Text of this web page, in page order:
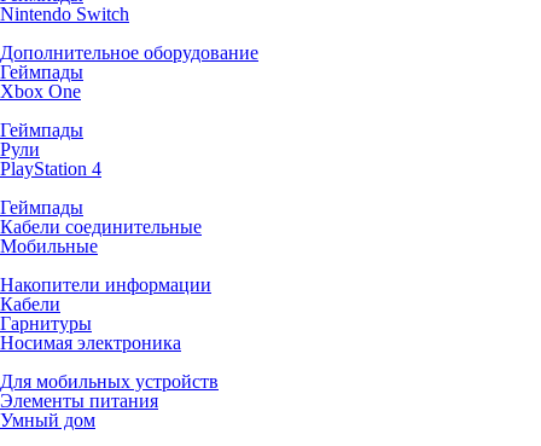
Nintendo Switch
Дополнительное оборудование
Геймпады
Xbox One
Геймпады
Рули
PlayStation 4
Геймпады
Кабели соединительные
Мобильные
Накопители информации
Кабели
Гарнитуры
Носимая электроника
Для мобильных устройств
Элементы питания
Умный дом